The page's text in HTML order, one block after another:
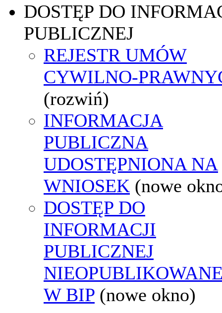
DOSTĘP DO
PUBLICZNEJ
REJESTR UMÓW
CYWILNO-
(rozwiń)
INFORMACJA
PUBLICZNA
UDOSTĘPNIONA NA
WNIOSEK (nowe
DOSTĘP DO
INFORMACJI
PUBLICZNEJ
W BIP (nowe okno)